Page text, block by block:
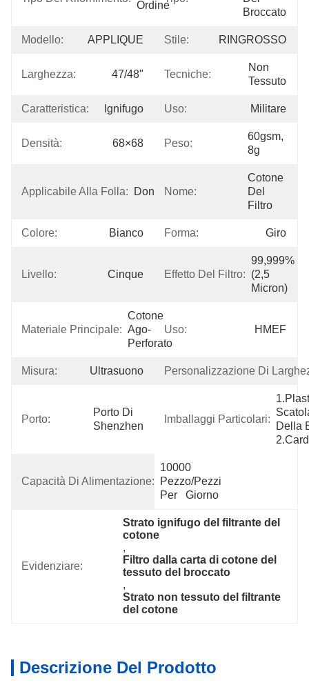
Ordine
Broccato
Modello: APPLIQUE Stile: RINGROSSO
Larghezza: 47/48" Tecniche:
Non
Tessuto
Caratteristica: Ignifugo Uso: Militare
Densità: 68×68 Peso:
60gsm,
8g
Applicabile Alla Folla: DonneNome:
Cotone
Del
Filtro
Colore: Bianco Forma: Giro
Livello: Cinque Effetto Del Filtro:
99,999%
(2,5
Micron)
Materiale Principale:
Cotone
Ago-
Perforato
Uso: HMEF
Misura: Ultrasuono Personalizzazione Di
Porto:
Porto Di
Shenzhen
Imballaggi Particolari:
Della
Capacità Di Alimentazione:
10000
Pezzo/pezzi
Per   Giorno
Evidenziare:
Strato ignifugo del filtrante del
cotone
,
Filtro dalla carta di cotone del
tessuto del broccato
,
Strato non tessuto del filtrante
del cotone
Descrizione Del Prodotto